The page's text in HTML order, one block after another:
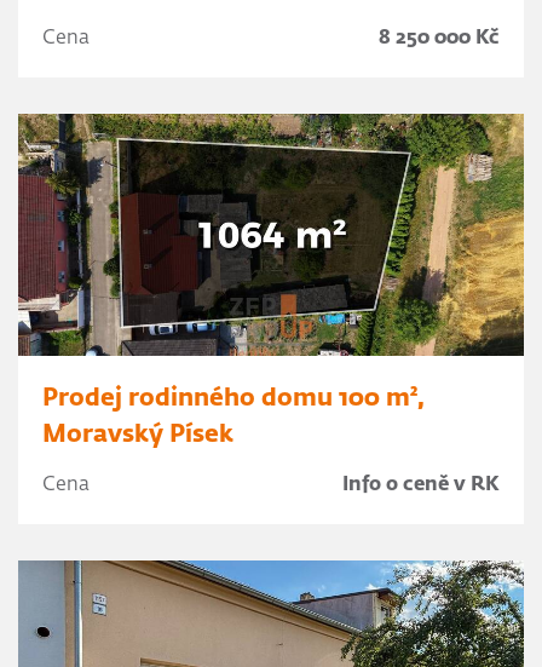
Cena 8 250 000 Kč
Prodej rodinného domu 100 m²,
Moravský Písek
Cena Info o ceně v RK